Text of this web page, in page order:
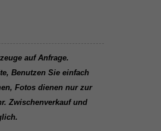
auf Anfrage.
Benutzen Sie einfach
Fotos dienen nur zur
Zwischenverkauf und